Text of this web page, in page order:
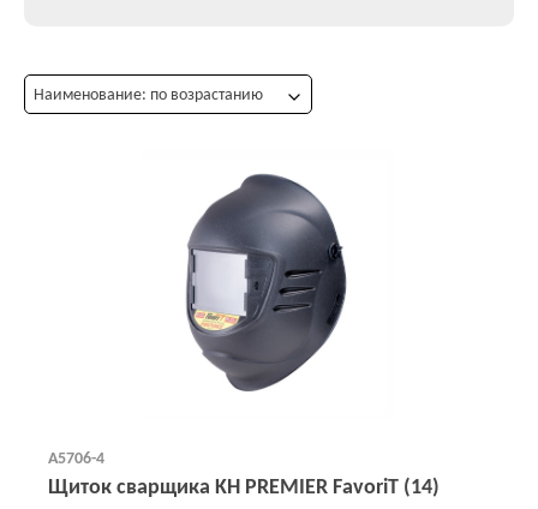
Наименование: по возрастанию
А5706-4
Щиток сварщика KН PREMIER FavoriT (14)